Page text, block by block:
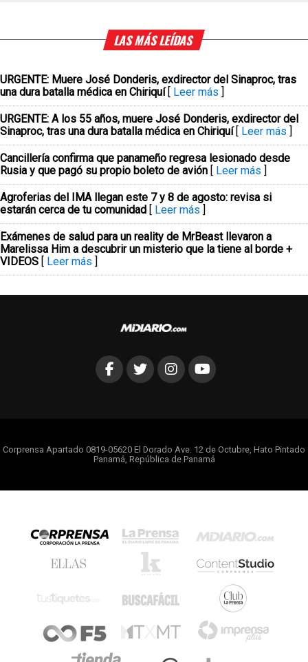
LAS MÁS LEÍDAS
URGENTE: Muere José Donderis, exdirector del Sinaproc, tras
una dura batalla médica en Chiriquí [ Leer más ]
URGENTE: A los 55 años, muere José Donderis, exdirector del
Sinaproc, tras una dura batalla médica en Chiriquí [ Leer más ]
Cancillería confirma que panameño regresa lesionado desde
Rusia y que pagó su propio boleto de avión [ Leer más ]
Agroferias del IMA llegan este 7 y 8 de agosto: revisa si
estarán cerca de tu comunidad [ Leer más ]
Exámenes de salud para un reality de MrBeast llevaron a
Marelissa Him a descubrir un misterio que la tiene al borde +
VIDEOS [ Leer más ]
Corprensa Apartado 0819-05620 El Dorado Ave. 12 de Octubre, Hato Pintado
Panamá, República de Panamá